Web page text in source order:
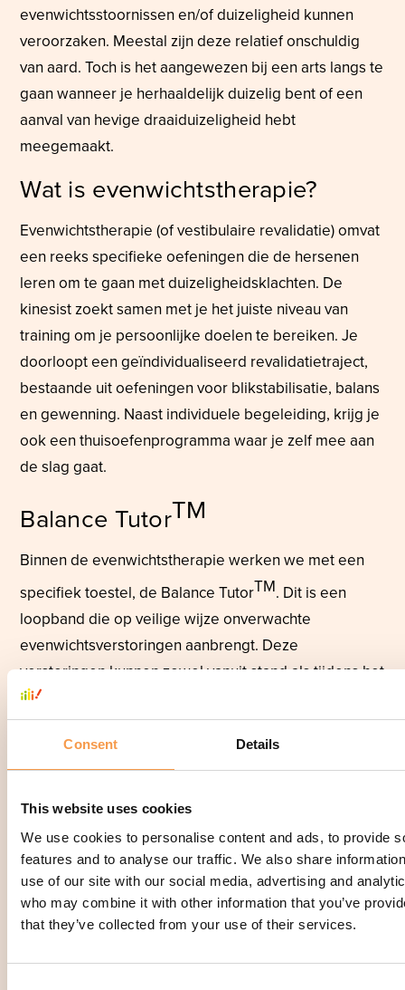
Consent Details
This website uses cookies
We use cookies to personalise content and ads, to provide
features and to analyse our traffic. We also share
use of our site with our social media, advertising and
who may combine it with other information that you’ve
that they’ve collected from your use of their services.
evenwichtsstoornissen en/of duizeligheid kunnen
veroorzaken. Meestal zijn deze relatief onschuldig
van aard. Toch is het aangewezen bij een arts langs te
gaan wanneer je herhaaldelijk duizelig bent of een
aanval van hevige draaiduizeligheid hebt
meegemaakt.
Wat is evenwichtstherapie?
Evenwichtstherapie (of vestibulaire revalidatie) omvat
een reeks specifieke oefeningen die de hersenen
leren om te gaan met duizeligheidsklachten. De
kinesist zoekt samen met je het juiste niveau van
training om je persoonlijke doelen te bereiken. Je
doorloopt een geïndividualiseerd revalidatietraject,
bestaande uit oefeningen voor blikstabilisatie, balans
en gewenning. Naast individuele begeleiding, krijg je
ook een thuisoefenprogramma waar je zelf mee aan
de slag gaat.
Balance TutorTM
Binnen de evenwichtstherapie werken we met een
specifiek toestel, de Balance TutorTM. Dit is een
loopband die op veilige wijze onverwachte
evenwichtsverstoringen aanbrengt. Deze
verstoringen kunnen zowel vanuit stand als tijdens het
stappen plaatsvinden, wat het concept erg
functioneel maakt. Aangezien de patiënt beveiligd is
met een harnas, kunnen we intensieve
evenwichtsoefeningen uitvoeren zonder het risico op
een val.
Praktische informatie en
bereikbaarheid
Om evenwichtstherapie te starten, heb je een
uitgebreid evenwichtsonderzoek doen. Breng alle